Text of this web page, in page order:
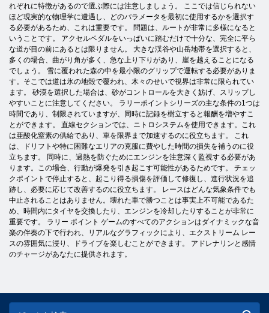
れぞれに特徴があるので選ぶ際には注意しましょう。 ここでは信じられない
ほど現実的な物理学に遭遇し、どのパラメータを最初に使用するかを選択す
る必要があるため、これは重要です。 問題は、ルートが非常に多様になると
いうことです。 アクセルペダルをいっぱいに踏むだけで十分な、完全に平ら
な道が目の前にあるとは限りません。 大きな渓谷や山岳地帯を選択すると、
多くの場合、曲がり角が多く、急な上り下りがあり、崖を越えることになる
でしょう。 雪に覆われた森の中を最小限のグリップで運転する必要がありま
す。そこでは道は氷の地殻で覆われ、木々のせいで視界は非常に限られてい
ます。 砂漠を選択した場合は、砂がコントロールを大きく妨げ、スリップし
やすいことに注意してください。 ラリーポイントシリーズの主な条件の1つは
時間であり、制限されていますが、同時に記録を樹立すると報酬を増やすこ
とができます。 直線セクションでは、ニトロシステムを使用できます。これ
は亜酸化窒素の供給であり、車を限界まで加速するのに役立ちます。 これ
は、ドリフトや特に困難なエリアの克服に費やした時間の損失を補うのに役
立ちます。 同時に、過熱を防ぐためにエンジンを注意深く監視する必要があ
ります。この場合、行動が爆発を引き起こす可能性があるためです。 チェッ
クポイントで停止すると、起こり得る損傷を評価して修復し、進行状況を追
跡し、必要に応じて改善するのに役立ちます。 レースはどんな気象条件でも
中止されることはありません。壊れた車で勝つことは事実上不可能であるた
め、時間内にタイヤを交換したり、エンジンを冷却したりすることが非常に
重要です。 ラリー ポイント ゲームのすべてのアクションはダイナミックな音
楽の伴奏の下で行われ、リアルなグラフィックにより、エクストリーム レー
スの雰囲気に浸り、ドライブを楽しむことができます。 アドレナリンと感情
のチャージがあなたに提供されます。